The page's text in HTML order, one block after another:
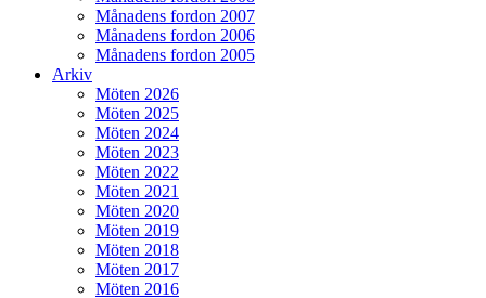
Månadens fordon 2007
Månadens fordon 2006
Månadens fordon 2005
Arkiv
Möten 2026
Möten 2025
Möten 2024
Möten 2023
Möten 2022
Möten 2021
Möten 2020
Möten 2019
Möten 2018
Möten 2017
Möten 2016